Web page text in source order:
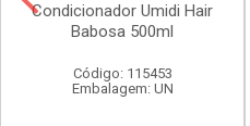
Condicionador Umidi Hair
Babosa 500ml
Código: 115453
Embalagem: UN